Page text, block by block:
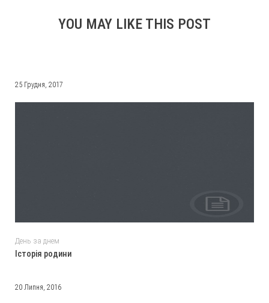
YOU MAY LIKE THIS POST
25 Грудня, 2017
День за днем
Історія родини
20 Липня, 2016